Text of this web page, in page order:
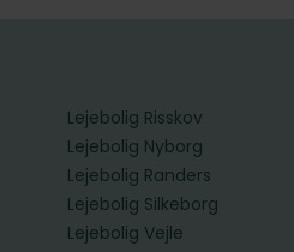
Lejebolig Risskov
Lejebolig Nyborg
Lejebolig Randers
Lejebolig Silkeborg
Lejebolig Vejle